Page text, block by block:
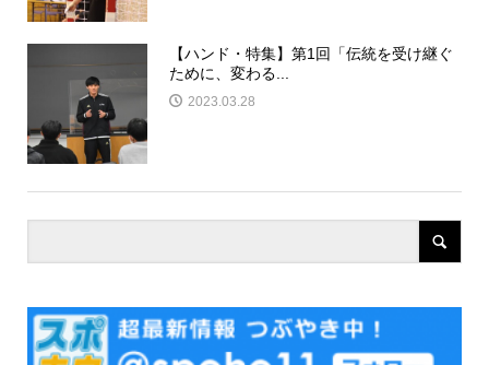
【ハンド・特集】第1回「伝統を受け継ぐ
ために、変わる...
2023.03.28